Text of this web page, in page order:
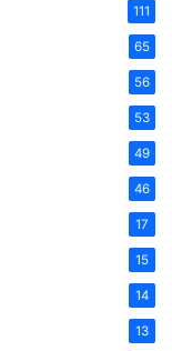
111
65
56
53
49
46
17
15
14
13